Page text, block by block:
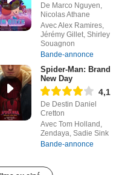
De Marco Nguyen,
Nicolas Athane
Avec Alex Ramires,
Jérémy Gillet, Shirley
Souagnon
Bande-annonce
Spider-Man: Brand
New Day
4,1
De Destin Daniel
Cretton
Avec Tom Holland,
Zendaya, Sadie Sink
Bande-annonce